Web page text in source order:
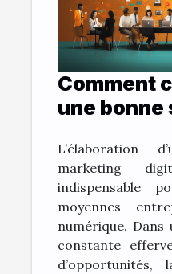
Comment
une bonne
L’élaboration
marketing
indispensable
moyennes
numérique.
constante